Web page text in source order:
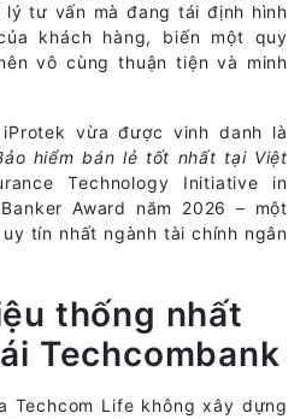
tư vấn mà đang tái định hình
khách hàng, biến một quy
vô cùng thuận tiện và minh
vừa được vinh danh là
hiểm bán lẻ tốt nhất tại Việt
Technology Initiative in
Award năm 2026 – một
tín nhất ngành tài chính ngân
thống nhất
Techcombank
Techcom Life không xây dựng